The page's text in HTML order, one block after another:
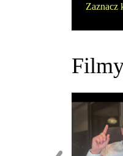
Zaznacz